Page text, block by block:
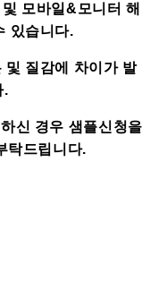
모바일&모니터 해
있습니다.
및 질감에 차이가 발
.
신 경우 샘플신청을
탁드립니다.